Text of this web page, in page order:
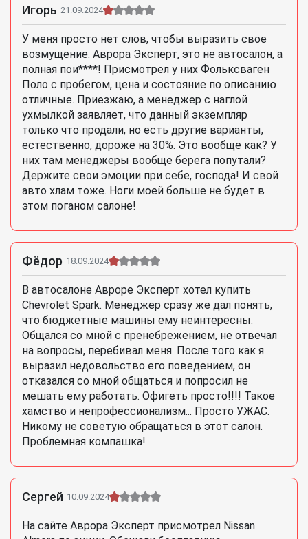
Игорь 21.09.2024
У меня просто нет слов, чтобы выразить свое
возмущение. Аврора Эксперт, это не автосалон, а
полная пои****! Присмотрел у них Фольксваген
Поло с пробегом, цена и состояние по описанию
отличные. Приезжаю, а менеджер с наглой
ухмылкой заявляет, что данный экземпляр
только что продали, но есть другие варианты,
естественно, дороже на 30%. Это вообще как? У
них там менеджеры вообще берега попутали?
Держите свои эмоции при себе, господа! И свой
авто хлам тоже. Ноги моей больше не будет в
этом поганом салоне!
Фёдор 18.09.2024
В автосалоне Авроре Эксперт хотел купить
Chevrolet Spark. Менеджер сразу же дал понять,
что бюджетные машины ему неинтересны.
Общался со мной с пренебрежением, не отвечал
на вопросы, перебивал меня. После того как я
выразил недовольство его поведением, он
отказался со мной общаться и попросил не
мешать ему работать. Офигеть просто!!!! Такое
хамство и непрофессионализм... Просто УЖАС.
Никому не советую обращаться в этот салон.
Проблемная компашка!
Сергей 10.09.2024
На сайте Аврора Эксперт присмотрел Nissan